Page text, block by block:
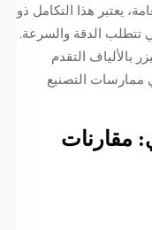
يعتبر هذا التكامل ذو
تتطلب الدقة والسرعة.
بالألياف التقدم
ممارسات التصنيع
مقارنات